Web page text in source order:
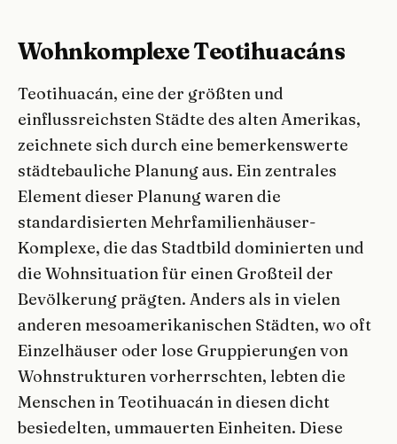
Wohnkomplexe Teotihuacáns
Teotihuacán, eine der größten und
einflussreichsten Städte des alten Amerikas,
zeichnete sich durch eine bemerkenswerte
städtebauliche Planung aus. Ein zentrales
Element dieser Planung waren die
standardisierten Mehrfamilienhäuser-
Komplexe, die das Stadtbild dominierten und
die Wohnsituation für einen Großteil der
Bevölkerung prägten. Anders als in vielen
anderen mesoamerikanischen Städten, wo oft
Einzelhäuser oder lose Gruppierungen von
Wohnstrukturen vorherrschten, lebten die
Menschen in Teotihuacán in diesen dicht
besiedelten, ummauerten Einheiten. Diese